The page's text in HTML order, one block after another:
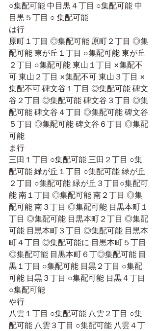
○集配可能 中目黒４丁目 ○集配可能 中
目黒５丁目 ○ 集配可能
は行
原町１丁目 ◎集配可能 原町２丁目 ◎集
配可能 東が丘１丁目 ○集配可能 東が丘
２丁目 ○集配可能 東山１丁目 ×集配不
可 東山２丁目 ×集配不可 東山３丁目 ×
集配不可 碑文谷１丁目 ◎集配可能 碑文
谷２丁目 ◎集配可能 碑文谷３丁目 ◎集
配可能 碑文谷４丁目 ◎集配可能 碑文谷
５丁目 ◎集配可能 碑文谷６丁目 ◎集配
可能
ま行
三田１丁目 ○集配可能 三田２丁目 ○集
配可能 緑が丘１丁目 ○集配可能 緑が丘
２丁目 ○集配可能 緑が丘３丁目○集配可
能 南１丁目 ◎集配可能 南２丁目 ◎集
配可能 南３丁目 ◎集配可能 目黒本町１
丁目 ◎集配可能 目黒本町２丁目 ◎集配
可能 目黒本町３丁目 ◎集配可能 目黒本
町４丁目 ◎集配可能に 目黒本町５丁目
◎集配可能 目黒本町６丁◎集配可能 目
黒１丁目 ○集配可能 目黒２丁目 ○集配
可能 目黒３丁目 ○集配可能 目黒４丁目
○集配可能
や行
八雲１丁目 ○集配可能 八雲２丁目 ○集
配可能 八雲３丁目 ○集配可能 八雲４丁